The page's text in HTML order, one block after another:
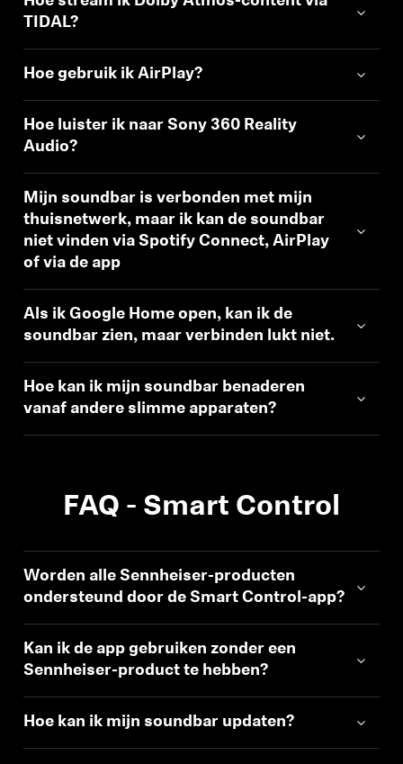
TIDAL?
Hoe gebruik ik AirPlay?
Hoe luister ik naar Sony 360 Reality
Audio?
Mijn soundbar is verbonden met mijn
thuisnetwerk, maar ik kan de soundbar
niet vinden via Spotify Connect, AirPlay
of via de app
Als ik Google Home open, kan ik de
soundbar zien, maar verbinden lukt niet.
Hoe kan ik mijn soundbar benaderen
vanaf andere slimme apparaten?
FAQ - Smart Control
Worden alle Sennheiser-producten
ondersteund door de Smart Control-app?
Kan ik de app gebruiken zonder een
Sennheiser-product te hebben?
Hoe kan ik mijn soundbar updaten?